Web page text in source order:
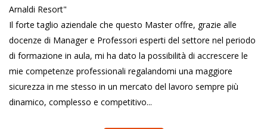
Arnaldi Resort"
Il forte taglio aziendale che questo Master offre, grazie alle
docenze di Manager e Professori esperti del settore nel periodo
di formazione in aula, mi ha dato la possibilità di accrescere le
mie competenze professionali regalandomi una maggiore
sicurezza in me stesso in un mercato del lavoro sempre più
dinamico, complesso e competitivo...